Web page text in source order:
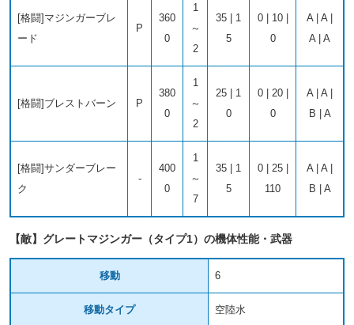
[格闘]マジンガーブレ
ード
P
360
0
1
～
2
35 | 1
5
0 | 10 |
0
A | A |
A | A
[格闘]ブレストバーン P
380
0
1
～
2
25 | 1
0
0 | 20 |
0
A | A |
B | A
[格闘]サンダーブレー
ク
-
400
0
1
～
7
35 | 1
5
0 | 25 |
110
A | A |
B | A
【敵】グレートマジンガー（タイプ1）の機体性能・武器
移動 6
移動タイプ 空陸水